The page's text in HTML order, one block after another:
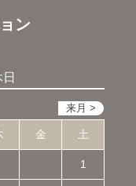
ン
金 土
1